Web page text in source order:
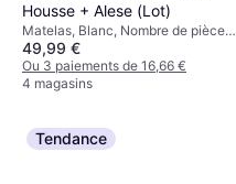
Housse + Alese (Lot)
Matelas, Blanc, Nombre de pièces:
1
49,99 €
Ou 3 paiements de 16,66 €
4 magasins
Tendance